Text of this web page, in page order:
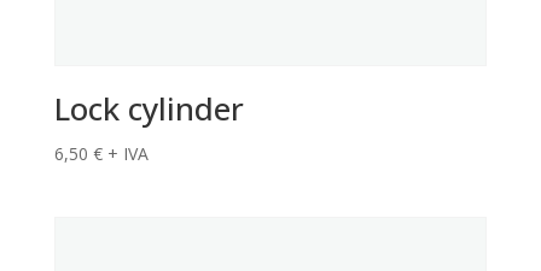
Lock cylinder
6,50 € + IVA